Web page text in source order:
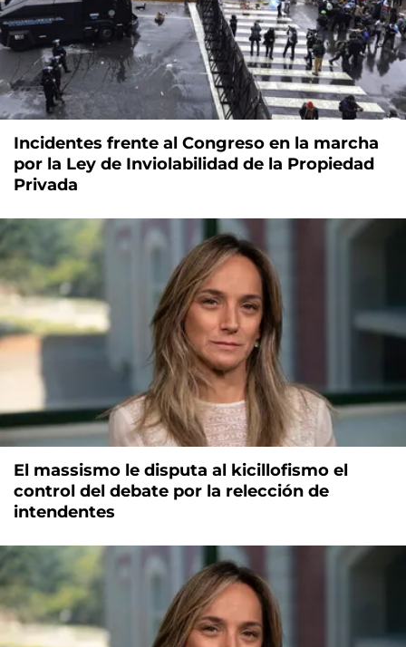
Incidentes frente al Congreso en la marcha
por la Ley de Inviolabilidad de la Propiedad
Privada
El massismo le disputa al kicillofismo el
control del debate por la relección de
intendentes